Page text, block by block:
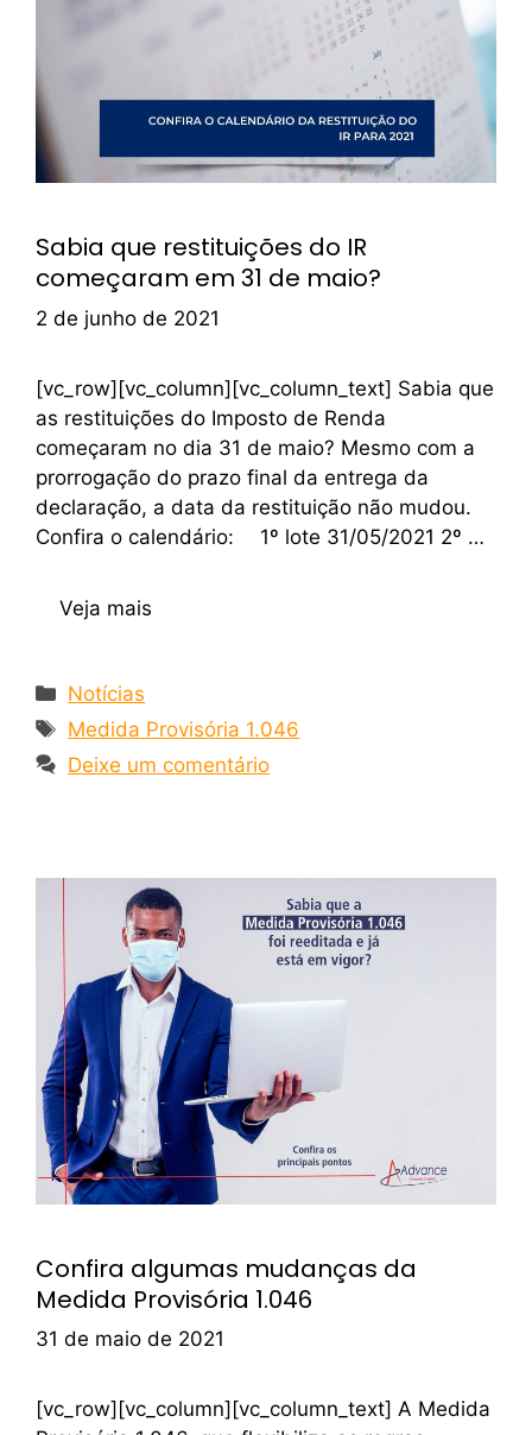
Sabia que restituições do IR
começaram em 31 de maio?
2 de junho de 2021
[vc_row][vc_column][vc_column_text] Sabia que
as restituições do Imposto de Renda
começaram no dia 31 de maio? Mesmo com a
prorrogação do prazo final da entrega da
declaração, a data da restituição não mudou.
Confira o calendário: ⠀ 1º lote 31/05/2021 2º …
Veja mais
Notícias
Medida Provisória 1.046
Deixe um comentário
Confira algumas mudanças da
Medida Provisória 1.046
31 de maio de 2021
[vc_row][vc_column][vc_column_text] A Medida